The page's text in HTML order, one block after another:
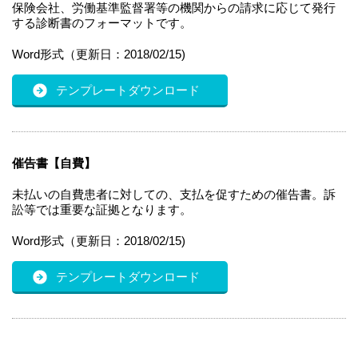
保険会社、労働基準監督署等の機関からの請求に応じて発行
する診断書のフォーマットです。
Word形式（更新日：2018/02/15)
テンプレートダウンロード
催告書【自費】
未払いの自費患者に対しての、支払を促すための催告書。訴
訟等では重要な証拠となります。
Word形式（更新日：2018/02/15)
テンプレートダウンロード